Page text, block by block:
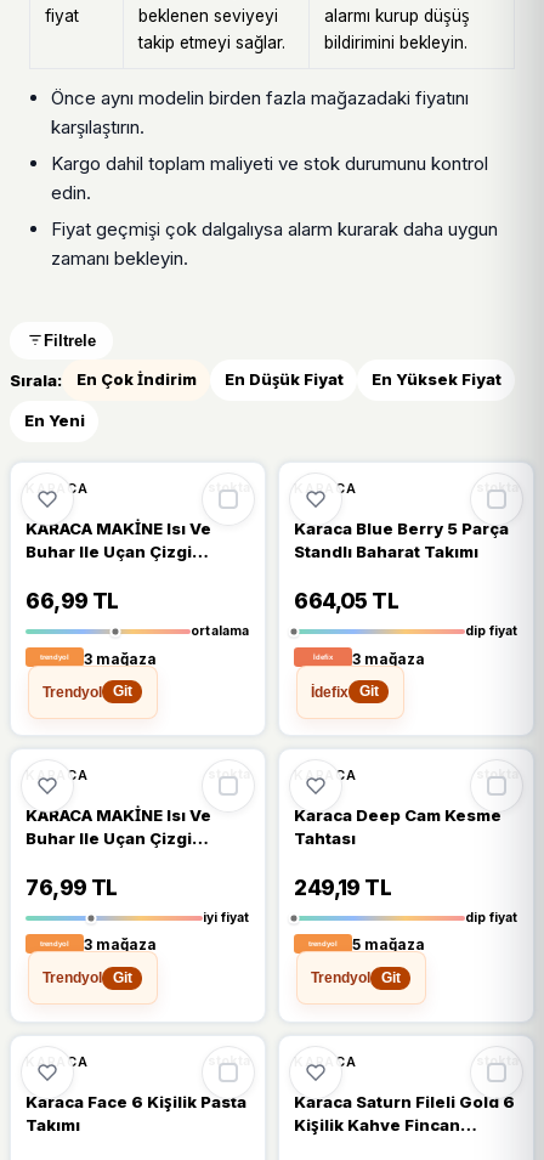
fiyat
beklenen seviyeyi
takip etmeyi sağlar.
alarmı kurup düşüş
bildirimini bekleyin.
Önce aynı modelin birden fazla mağazadaki fiyatını
karşılaştırın.
Kargo dahil toplam maliyeti ve stok durumunu kontrol
edin.
Fiyat geçmişi çok dalgalıysa alarm kurarak daha uygun
zamanı bekleyin.
Filtrele
Sırala: En Çok İndirim En Düşük Fiyat En Yüksek Fiyat
En Yeni
%64 %64 DÜŞTÜ
KARACA stokta
KARACA MAKİNE Isı Ve
Buhar Ile Uçan Çizgi
Dikiş Makinesi Aksesuarı
66,99 TL
ortalama
3 mağaza
Trendyol
Git
%16
KARACA stokta
Karaca Blue Berry 5 Parça
Standlı Baharat Takımı
664,05 TL
dip fiyat
3 mağaza
İdefix
Git
%60 %60 DÜŞTÜ
KARACA stokta
KARACA MAKİNE Isı Ve
Buhar Ile Uçan Çizgi
76,99 TL
iyi fiyat
3 mağaza
Trendyol
Git
%64 %64 DÜŞTÜ
KARACA stokta
Karaca Deep Cam Kesme
Tahtası
249,19 TL
dip fiyat
5 mağaza
Trendyol
Git
%43 %43 DÜŞTÜ
KARACA stokta
Karaca Face 6 Kişilik Pasta
Takımı
%5
KARACA stokta
Karaca Saturn Fileli Gold 6
Kişilik Kahve Fincan